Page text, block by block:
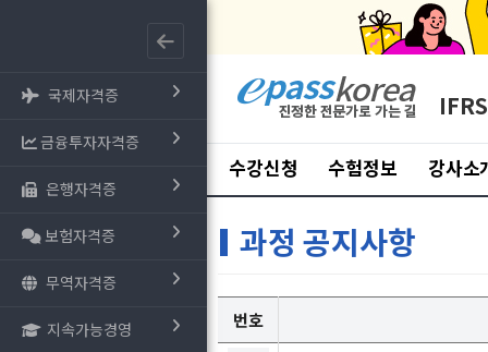
국제자격증
금융투자자격증
은행자격증
보험자격증
무역자격증
지속가능경영
수강신청 수험정보 강사소
과정 공지사항
번호